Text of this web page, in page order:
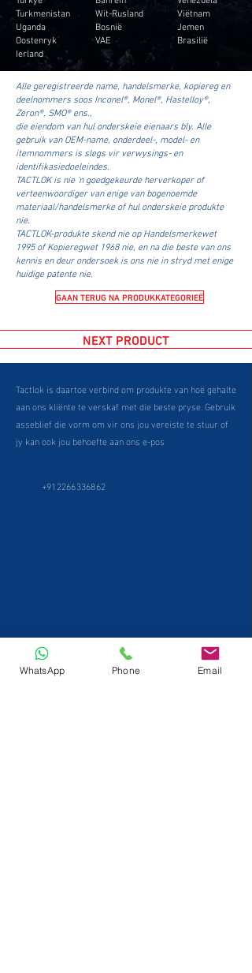
Turkmenistan
Uganda
Oostenryk
Ierland
Wit-Rusland
Bosnië
VAE
Viëtnam
Jemen
Brasilië
Alle geregistreerde name, handelsmerke, kopiereg en
deelnommers soos Inconel®, Monel®, Hastelloy®,
Zeron®, SMO® ens.,
die eiendom van hul onderskeie eienaars bly. Alle
gebruik van OEM-name, onderdeel-, model- en
itemnommers is slegs vir verwysings- en
identifikasiedoeleindes.
TACTLOK is nie 'n goedgekeurde herverkoper of
verteenwoordiger van enige van bogenoemde
materiaal/handelsmerke of hul onderskeie produkte
nie.
TACTLOK-produkte skend nie op Handelsmerkewet
1995 of Kopieregwet 1968 nie, en na die beste van ons
kennis en deur ondersoek is ons nie in stryd met enige
huidige patente nie.
GAAN TERUG NA PRODUKKATEGORIEË
NEXT PRODUCT
Tactlok is daartoe verbind om produkte van hoë gehalte
aan ons kliënte te verskaf met die beste pryse. Gebruik
asseblief die vorm om vir ons jou vereiste te stuur of
jy kan ook jou behoefte aan ons e-pos
+912266336862
WhatsApp Phone Email